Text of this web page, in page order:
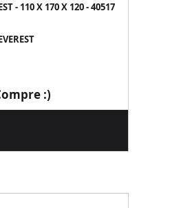
- 110 X 170 X 120 - 40517
:)